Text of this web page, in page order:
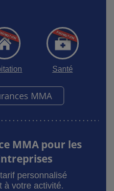
Santé
MMA
MMA pour les
personnalisé
à votre activité.